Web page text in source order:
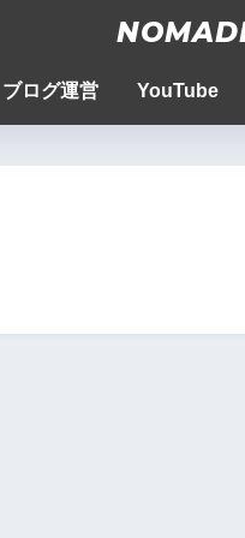
ブログ運営 YouTube